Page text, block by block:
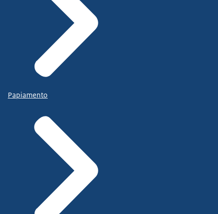
Papiamento